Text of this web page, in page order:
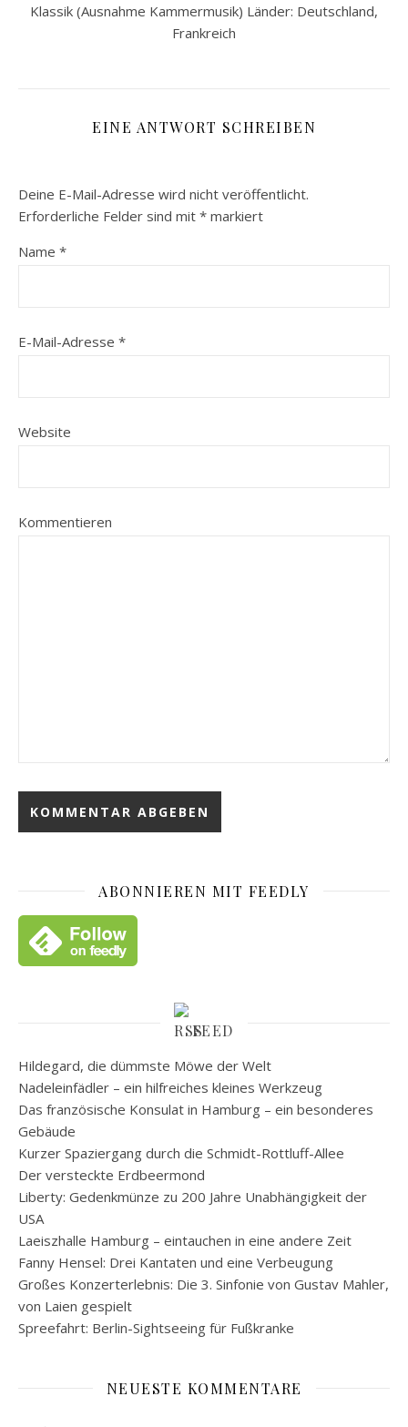
Klassik (Ausnahme Kammermusik) Länder: Deutschland,
Frankreich
EINE ANTWORT SCHREIBEN
Deine E-Mail-Adresse wird nicht veröffentlicht.
Erforderliche Felder sind mit * markiert
Name *
E-Mail-Adresse *
Website
Kommentieren
ABONNIEREN MIT FEEDLY
FEED
Hildegard, die dümmste Möwe der Welt
Nadeleinfädler – ein hilfreiches kleines Werkzeug
Das französische Konsulat in Hamburg – ein besonderes
Gebäude
Kurzer Spaziergang durch die Schmidt-Rottluff-Allee
Der versteckte Erdbeermond
Liberty: Gedenkmünze zu 200 Jahre Unabhängigkeit der
USA
Laeiszhalle Hamburg – eintauchen in eine andere Zeit
Fanny Hensel: Drei Kantaten und eine Verbeugung
Großes Konzerterlebnis: Die 3. Sinfonie von Gustav Mahler,
von Laien gespielt
Spreefahrt: Berlin-Sightseeing für Fußkranke
NEUESTE KOMMENTARE